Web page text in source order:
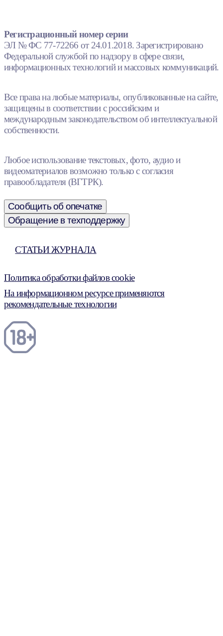
Регистрационный номер серии
ЭЛ № ФС 77-72266 от 24.01.2018. Зарегистрировано
Федеральной службой по надзору в сфере связи,
информационных технологий и массовых коммуникаций.
Все права на любые материалы, опубликованные на сайте,
защищены в соответствии с российским и
международным законодательством об интеллектуальной
собственности.
Любое использование текстовых, фото, аудио и
видеоматериалов возможно только с согласия
правообладателя (ВГТРК).
Сообщить об опечатке
Обращение в техподдержку
СТАТЬИ ЖУРНАЛА
Политика обработки файлов cookie
На информационном ресурсе применяются
рекомендательные технологии